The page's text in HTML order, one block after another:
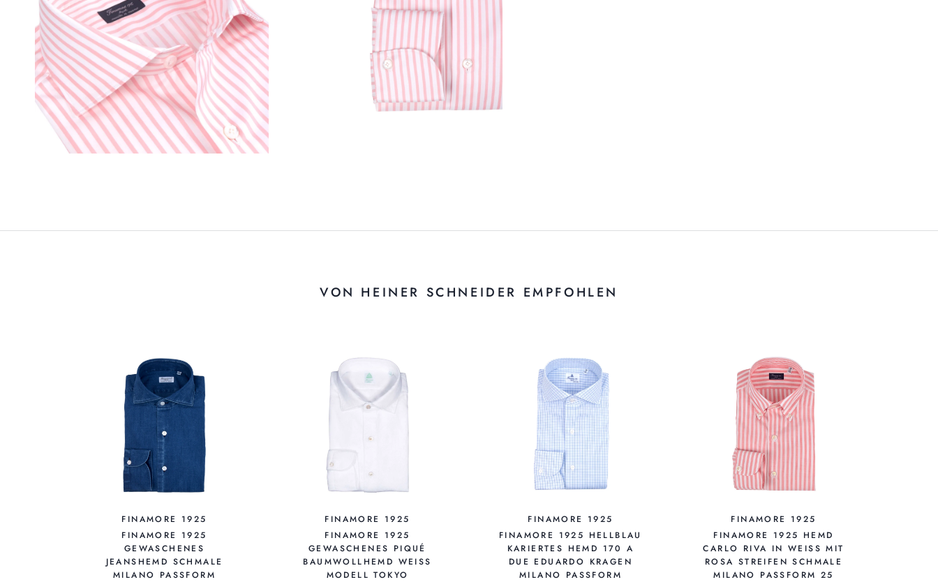
VON HEINER SCHNEIDER EMPFOHLEN
FINAMORE 1925
FINAMORE 1925
GEWASCHENES
JEANSHEMD SCHMALE
MILANO PASSFORM
FINAMORE 1925
FINAMORE 1925
GEWASCHENES PIQUÉ
BAUMWOLLHEMD WEISS M
ODELL TOKYO
FINAMORE 1925
FINAMORE 1925 HELLBLAU
KARIERTES HEMD 170 A
DUE EDUARDO KRAGEN
MILANO PASSFORM
FINAMORE 1925
FINAMORE 1925 HEMD
CARLO RIVA IN WEISS MIT R
OSA STREIFEN SCHMALE M
ILANO PASSFORM 25